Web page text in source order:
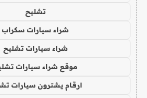
تشليح
شراء سيارات سكراب
شراء سيارات تشليح
موقع شراء سيارات
ارقام يشترون سيارات